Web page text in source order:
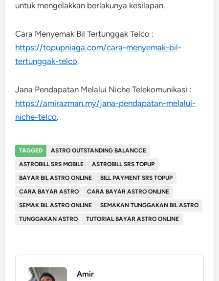
untuk mengelakkan berlakunya kesilapan.
Cara Menyemak Bil Tertunggak Telco :
https://topupniaga.com/cara-menyemak-bil-
tertunggak-telco.
Jana Pendapatan Melalui Niche Telekomunikasi :
https://amirazman.my/jana-pendapatan-melalui-
niche-telco.
TAGGED
ASTRO OUTSTANDING BALANCCE
ASTROBILL SRS MOBILE
ASTROBILL SRS TOPUP
BAYAR BIL ASTRO ONLINE
BILL PAYMENT SRS TOPUP
CARA BAYAR ASTRO
CARA BAYAR ASTRO ONLINE
SEMAK BIL ASTRO ONLINE
SEMAKAN TUNGGAKAN BIL ASTRO
TUNGGAKAN ASTRO
TUTORIAL BAYAR ASTRO ONLINE
Amir